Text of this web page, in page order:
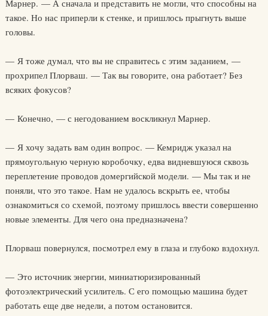
Марнер. — А сначала и представить не могли, что способны на
такое. Но нас приперли к стенке, и пришлось прыгнуть выше
головы.
— Я тоже думал, что вы не справитесь с этим заданием, —
прохрипел Плорваш. — Так вы говорите, она работает? Без
всяких фокусов?
— Конечно, — с негодованием воскликнул Марнер.
— Я хочу задать вам один вопрос. — Кемридж указал на
прямоугольную черную коробочку, едва видневшуюся сквозь
переплетение проводов домергийской модели. — Мы так и не
поняли, что это такое. Нам не удалось вскрыть ее, чтобы
ознакомиться со схемой, поэтому пришлось ввести совершенно
новые элементы. Для чего она предназначена?
Плорваш повернулся, посмотрел ему в глаза и глубоко вздохнул.
— Это источник энергии, миниатюризированный
фотоэлектрический усилитель. С его помощью машина будет
работать еще две недели, а потом остановится.